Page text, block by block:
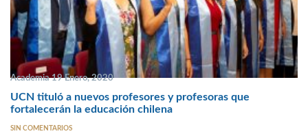
Academia 19 Enero, 2020
UCN tituló a nuevos profesores y profesoras que
fortalecerán la educación chilena
SIN COMENTARIOS